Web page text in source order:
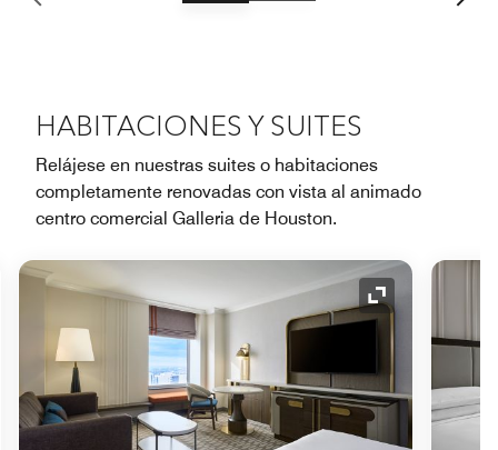
HABITACIONES Y SUITES
Relájese en nuestras suites o habitaciones
completamente renovadas con vista al animado
centro comercial Galleria de Houston.
de expansión Icono de